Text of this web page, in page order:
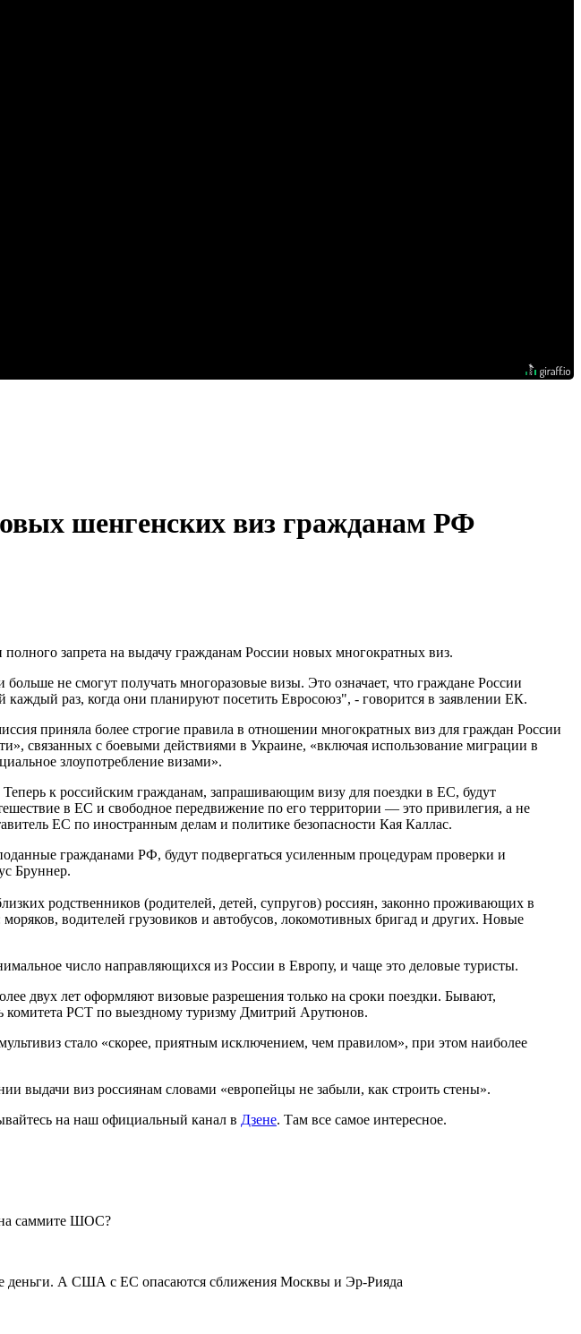
шенгенских виз гражданам РФ
запрета на выдачу гражданам России новых многократных виз.
не смогут получать многоразовые визы. Это означает, что граждане России
каждый раз, когда они планируют посетить Евросоюз", - говорится в заявлении ЕК.
приняла более строгие правила в отношении многократных виз для граждан России
связанных с боевыми действиями в Украине, «включая использование миграции в
злоупотребление визами».
к российским гражданам, запрашивающим визу для поездки в ЕС, будут
в ЕС и свободное передвижение по его территории — это привилегия, а не
ЕС по иностранным делам и политике безопасности Кая Каллас.
гражданами РФ, будут подвергаться усиленным процедурам проверки и
Бруннер.
родственников (родителей, детей, супругов) россиян, законно проживающих в
водителей грузовиков и автобусов, локомотивных бригад и других. Новые
число направляющихся из России в Европу, и чаще это деловые туристы.
двух лет оформляют визовые разрешения только на сроки поездки. Бывают,
комитета РСТ по выездному туризму Дмитрий Арутюнов.
стало «скорее, приятным исключением, чем правилом», при этом наиболее
выдачи виз россиянам словами «европейцы не забыли, как строить стены».
на наш официальный канал в Дзене. Там все самое интересное.
на саммите ШОС?
деньги. А США с ЕС опасаются сближения Москвы и Эр-Рияда